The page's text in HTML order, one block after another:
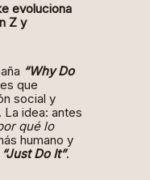
evoluciona
Z y
“Why Do
que
social y
idea: antes
qué lo
humano y
“Just Do It”.